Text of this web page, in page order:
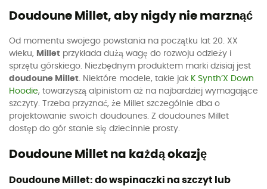
Doudoune Millet, aby nigdy nie marznąć
Od momentu swojego powstania na początku lat 20. XX
wieku, Millet przykłada dużą wagę do rozwoju odzieży i
sprzętu górskiego. Niezbędnym produktem marki dzisiaj jest
doudoune Millet. Niektóre modele, takie jak K Synth’X Down
Hoodie, towarzyszą alpinistom aż na najbardziej wymagające
szczyty. Trzeba przyznać, że Millet szczególnie dba o
projektowanie swoich doudounes. Z doudounes Millet
dostęp do gór stanie się dziecinnie prosty.
Doudoune Millet na każdą okazję
Doudoune Millet: do wspinaczki na szczyt lub